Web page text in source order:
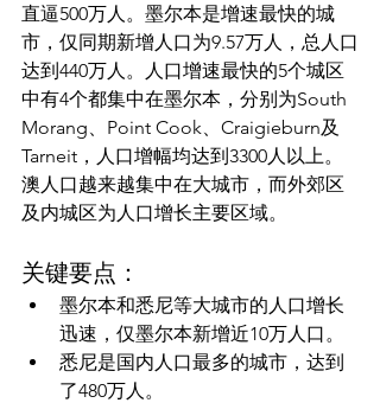
yonny
直逼500万人。墨尔本是增速最快的城
市，仅同期新增人口为9.57万人，总人口
达到440万人。人口增速最快的5个城区
中有4个都集中在墨尔本，分别为South
Morang、Point Cook、Craigieburn及
Tarneit，人口增幅均达到3300人以上。
澳人口越来越集中在大城市，而外郊区
关键要点：
墨尔本和悉尼等大城市的人口增长
迅速，仅墨尔本新增近10万人口。
悉尼是国内人口最多的城市，达到
了480万人。